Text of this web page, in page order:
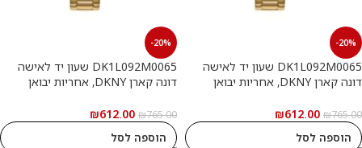
-20%
DK1L092M0065 שעון יד לאישה
דונה קארן DKNY, אחריות יבואן
₪765.00
₪612.00
הוספה לסל
-20%
DK1L092M0065 שעון יד לאישה
דונה קארן DKNY, אחריות יבואן
₪765.00
₪612.00
הוספה לסל